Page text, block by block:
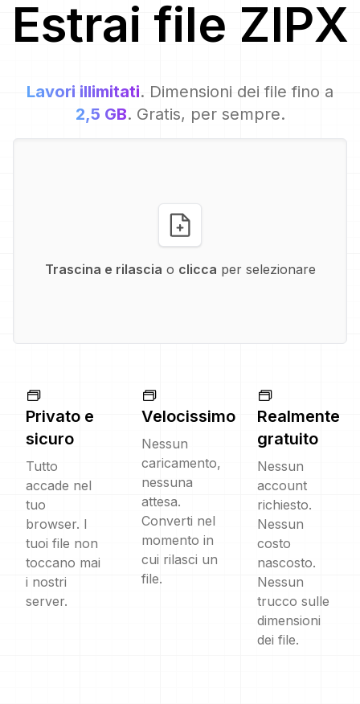
Estrai file ZIPX
Lavori illimitati. Dimensioni dei file fino a
2,5 GB. Gratis, per sempre.
Trascina e rilascia o clicca per selezionare
Privato e
sicuro
Tutto
accade nel
tuo
browser. I
tuoi file non
toccano mai
i nostri
server.
Velocissimo
Nessun
caricamento,
nessuna
attesa.
Converti nel
momento in
cui rilasci un
file.
Realmente
gratuito
Nessun
account
richiesto.
Nessun
costo
nascosto.
Nessun
trucco sulle
dimensioni
dei file.